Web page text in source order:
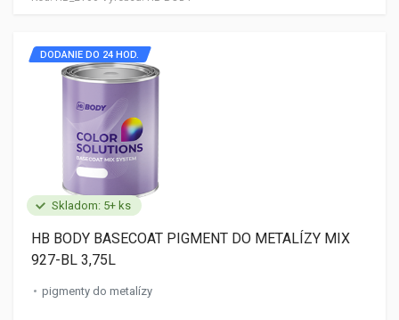
Skladom: 5+ ks
DODANIE DO 24 HOD.
HB BODY BASECOAT PIGMENT DO METALÍZY MIX
927-BL 3,75L
pigmenty do metalízy